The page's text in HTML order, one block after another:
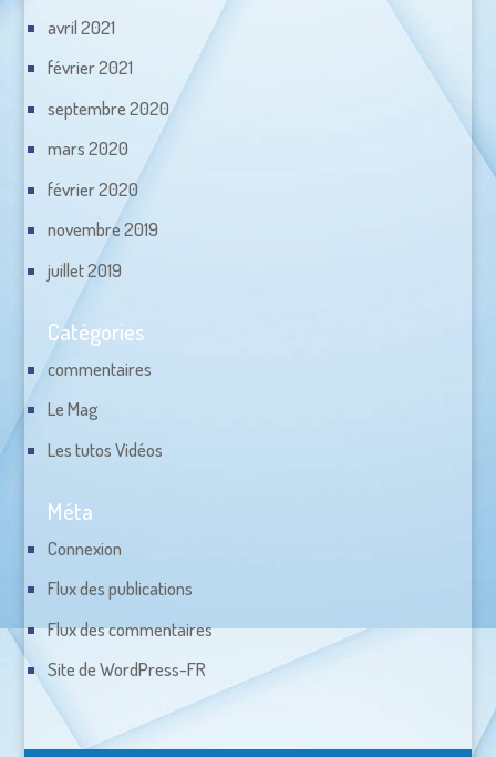
avril 2021
février 2021
septembre 2020
mars 2020
février 2020
novembre 2019
juillet 2019
Catégories
commentaires
Le Mag
Les tutos Vidéos
Méta
Connexion
Flux des publications
Flux des commentaires
Site de WordPress-FR